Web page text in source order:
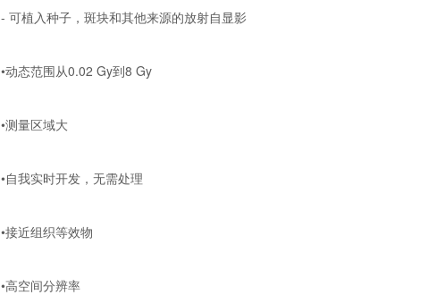
- 可植入种子，斑块和其他来源的放射自显影
•动态范围从0.02 Gy到8 Gy
•测量区域大
•自我实时开发，无需处理
•接近组织等效物
•高空间分辨率